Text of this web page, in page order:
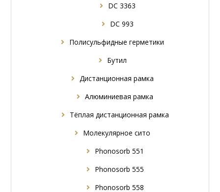
DC 3363
DC 993
Полисульфидные герметики
Бутил
Дистанционная рамка
Алюминиевая рамка
Tёплая дистанционная рамка
Молекулярное сито
Phonosorb 551
Phonosorb 555
Phonosorb 558